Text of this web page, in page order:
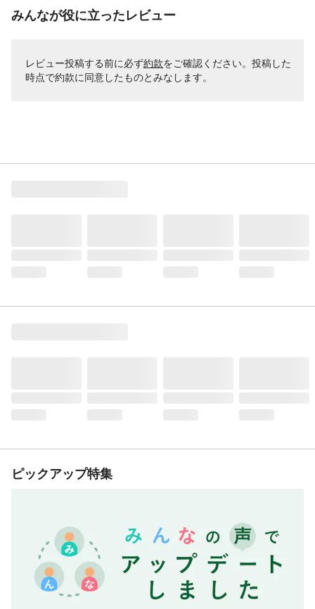
みんなが役に立ったレビュー
レビュー投稿する前に必ず約款をご確認ください。投稿した
時点で約款に同意したものとみなします。
ピックアップ特集